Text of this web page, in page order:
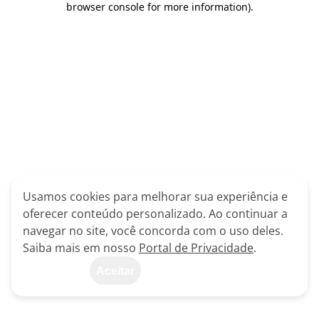
browser console for more information).
Usamos cookies para melhorar sua experiência e
oferecer conteúdo personalizado. Ao continuar a
navegar no site, você concorda com o uso deles.
Saiba mais em nosso Portal de Privacidade.